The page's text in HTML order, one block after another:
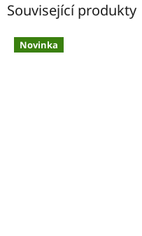
Související produkty
Novinka